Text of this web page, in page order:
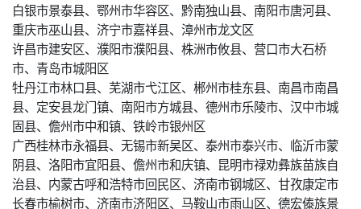
白银市景泰县、鄂州市华容区、黔南独山县、南阳市唐河县、
重庆市巫山县、济宁市嘉祥县、漳州市龙文区
许昌市建安区、濮阳市濮阳县、株洲市攸县、营口市大石桥
市、青岛市城阳区
牡丹江市林口县、芜湖市弋江区、郴州市桂东县、南昌市南昌
县、定安县龙门镇、南阳市方城县、德州市乐陵市、汉中市城
固县、儋州市中和镇、铁岭市银州区
广西桂林市永福县、无锡市新吴区、泰州市泰兴市、临沂市蒙
阴县、洛阳市宜阳县、儋州市和庆镇、昆明市禄劝彝族苗族自
治县、内蒙古呼和浩特市回民区、济南市钢城区、甘孜康定市
长春市榆树市、济南市济阳区、马鞍山市雨山区、德宏傣族景